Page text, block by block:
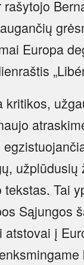
Europa
kritikos,
užplūdusių
Tai
Sąjungos
į